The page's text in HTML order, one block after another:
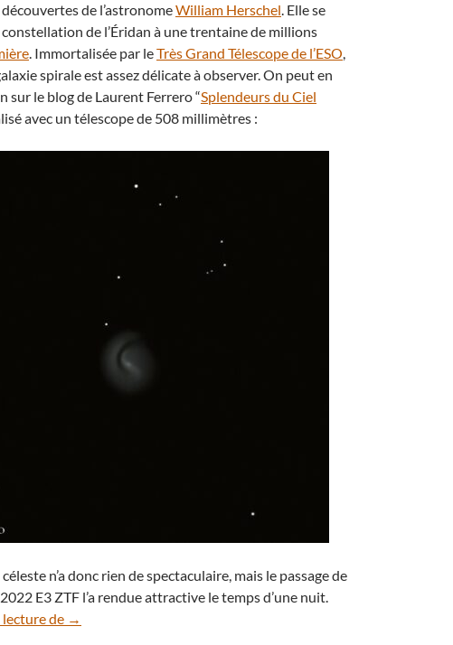
de l’astronomeWilliam Herschel. Elle se
de l’Éridan à une trentaine de millions
. Immortalisée par leTrès Grand Télescope de l’ESO,
spirale est assez délicate à observer. On peut en
sur le blog de Laurent Ferrero “Splendeurs du Ciel
avec un télescope de 508 millimètres :
n’a donc rien de spectaculaire, mais le passage de
E3 ZTF l’a rendue attractive le temps d’une nuit.
de Une galaxie spirale dans le sillage de la comète ZTF
→